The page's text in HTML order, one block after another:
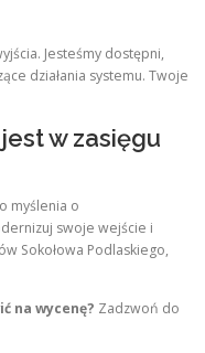
Jesteśmy dostępni,
działania systemu. Twoje
w zasięgu
myślenia o
swoje wejście i
Sokołowa Podlaskiego,
na wycenę? Zadzwoń do